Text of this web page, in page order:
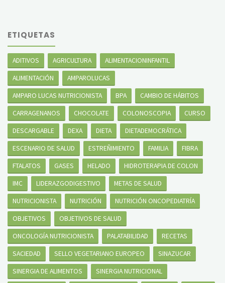
ETIQUETAS
ADITIVOS AGRICULTURA
ALIMENTACIONINFANTIL
ALIMENTACIÓN
AMPAROLUCAS
AMPARO LUCAS NUTRICIONISTA
BPA
CAMBIO DE HÁBITOS
CARRAGENANOS
CHOCOLATE COLONOSCOPIA
CURSO
DESCARGABLE
DEXA DIETA
DIETADEMOCRÁTICA
ESCENARIO DE SALUD
ESTREÑIMIENTO FAMILIA
FIBRA
FTALATOS
GASES HELADO
HIDROTERAPIA DE COLON
IMC
LIDERAZGODIGESTIVO
METAS DE SALUD
NUTRICIONISTA
NUTRICIÓN
NUTRICIÓN ONCOPEDIATRÍA
OBJETIVOS
OBJETIVOS DE SALUD
ONCOLOGÍA NUTRICIONISTA
PALATABILIDAD
RECETAS
SACIEDAD
SELLO VEGETARIANO EUROPEO
SINAZUCAR
SINERGIA DE ALIMENTOS
SINERGIA NUTRICIONAL